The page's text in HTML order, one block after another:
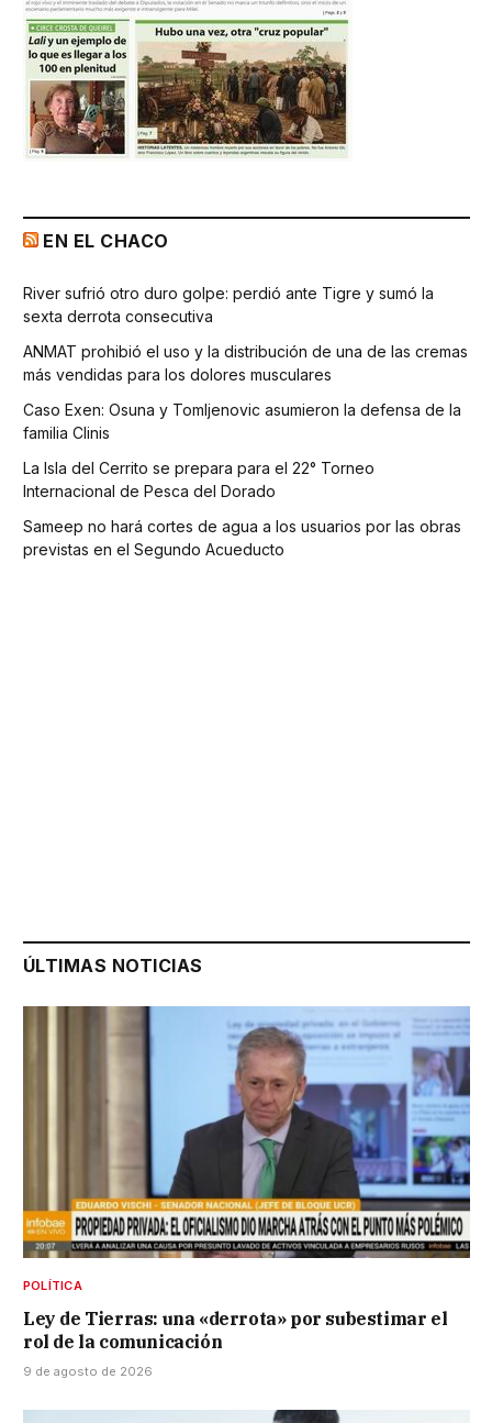
EN EL CHACO
River sufrió otro duro golpe: perdió ante Tigre y sumó la
sexta derrota consecutiva
ANMAT prohibió el uso y la distribución de una de las cremas
más vendidas para los dolores musculares
Caso Exen: Osuna y Tomljenovic asumieron la defensa de la
familia Clinis
La Isla del Cerrito se prepara para el 22° Torneo
Internacional de Pesca del Dorado
Sameep no hará cortes de agua a los usuarios por las obras
previstas en el Segundo Acueducto
ÚLTIMAS NOTICIAS
POLÍTICA
Ley de Tierras: una «derrota» por subestimar el
rol de la comunicación
9 de agosto de 2026